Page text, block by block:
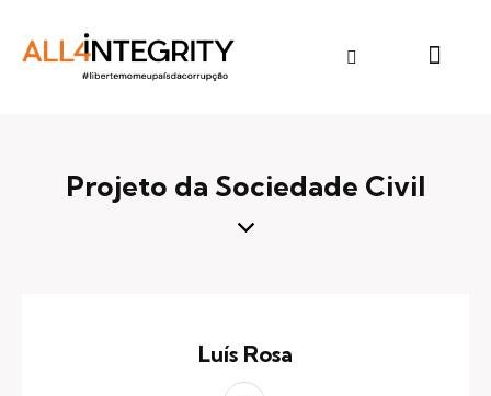
Projeto da Sociedade Civil
Luís Rosa